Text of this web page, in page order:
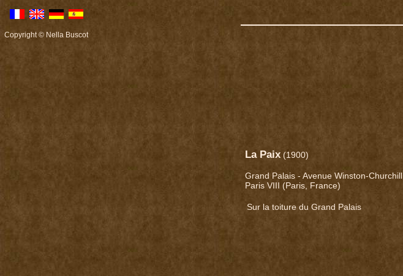
Copyright © Nella Buscot
La Paix (1900)
Grand Palais - Avenue Winston-Churchill
Paris VIII (Paris, France)
Sur la toiture du Grand Palais